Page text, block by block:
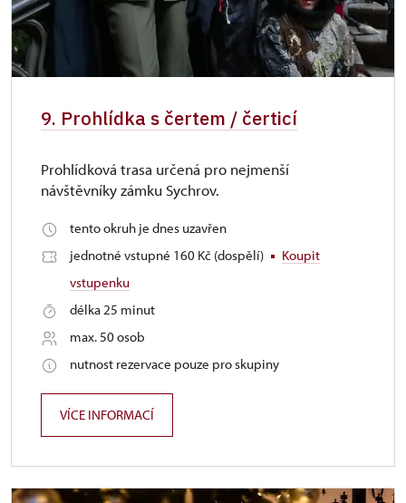
9. Prohlídka s čertem / čerticí
Prohlídková trasa určená pro nejmenší
návštěvníky zámku Sychrov.
tento okruh je dnes uzavřen
jednotné vstupné 160 Kč (dospělí)
Koupit
vstupenku
délka 25 minut
max. 50 osob
nutnost rezervace pouze pro skupiny
VÍCE INFORMACÍ